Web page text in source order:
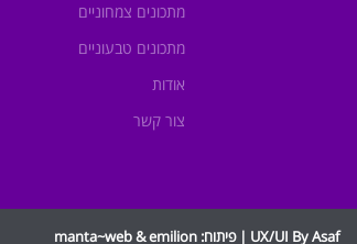
מתכונים צמחוניים
מתכונים טבעוניים
אודות
צור קשר
UX/UI By Asaf | פיתוח: manta~web&emilion